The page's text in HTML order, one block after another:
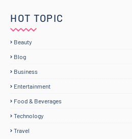
HOT TOPIC
Beauty
Blog
Business
Entertainment
Food & Beverages
Technology
Travel